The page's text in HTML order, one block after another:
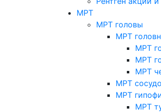
МРТ
МРТ головы
МРТ
МРТ
МРТ
МРТ
МРТ
МРТ
МРТ